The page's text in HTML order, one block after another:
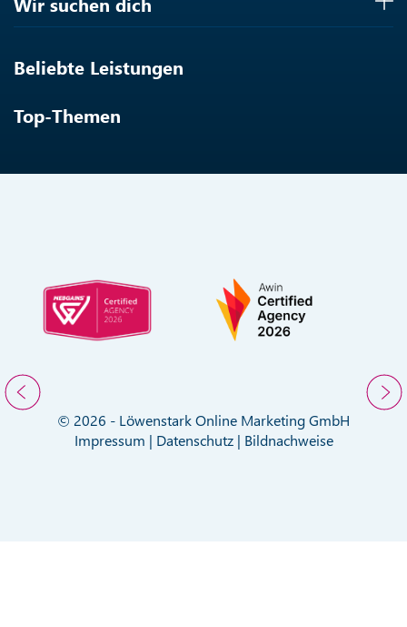
Beliebte Leistungen
Top-Themen
© 2026 - Löwenstark Online Marketing GmbH
Impressum | Datenschutz| Bildnachweise